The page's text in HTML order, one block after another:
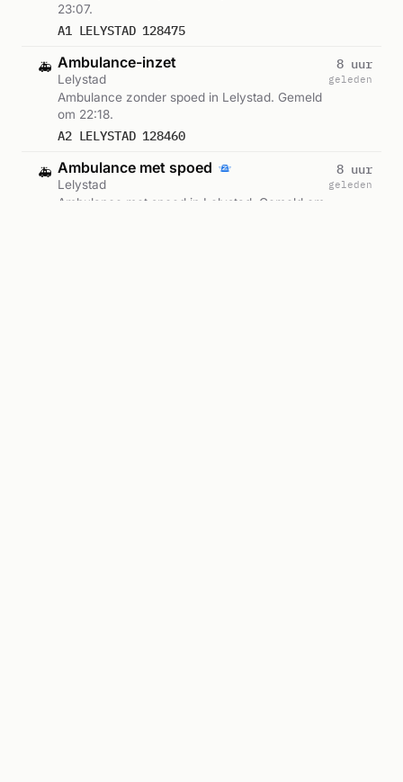
23:07.
A1 LELYSTAD 128475
🚑 Ambulance-inzet
Lelystad
Ambulance zonder spoed in Lelystad. Gemeld
om 22:18.
A2 LELYSTAD 128460
8 uur
geleden
🚑 Ambulance met spoed
Lelystad
Ambulance met spoed in Lelystad. Gemeld om
8 uur
geleden